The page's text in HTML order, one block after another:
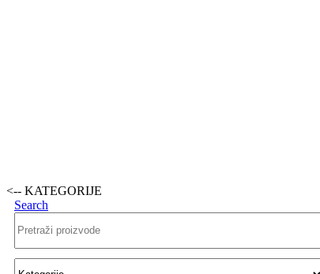
<-- KATEGORIJE
Search